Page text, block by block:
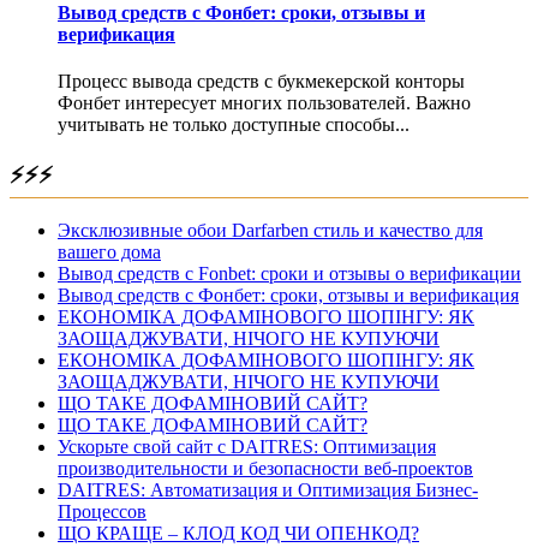
Вывод средств с Фонбет: сроки, отзывы и
верификация
Процесс вывода средств с букмекерской конторы
Фонбет интересует многих пользователей. Важно
учитывать не только доступные способы...
⚡⚡⚡
Эксклюзивные обои Darfarben стиль и качество для
вашего дома
Вывод средств с Fonbet: сроки и отзывы о верификации
Вывод средств с Фонбет: сроки, отзывы и верификация
ЕКОНОМІКА ДОФАМІНОВОГО ШОПІНГУ: ЯК
ЗАОЩАДЖУВАТИ, НІЧОГО НЕ КУПУЮЧИ
ЕКОНОМІКА ДОФАМІНОВОГО ШОПІНГУ: ЯК
ЗАОЩАДЖУВАТИ, НІЧОГО НЕ КУПУЮЧИ
ЩО ТАКЕ ДОФАМІНОВИЙ САЙТ?
ЩО ТАКЕ ДОФАМІНОВИЙ САЙТ?
Ускорьте свой сайт с DAITRES: Оптимизация
производительности и безопасности веб-проектов
DAITRES: Автоматизация и Оптимизация Бизнес-
Процессов
ЩО КРАЩЕ – КЛОД КОД ЧИ ОПЕНКОД?